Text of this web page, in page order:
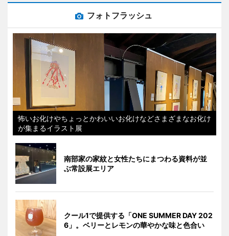
フォトフラッシュ
怖いお化けやちょっとかわいいお化けなどさまざまなお化け
が集まるイラスト展
南部家の家紋と女性たちにまつわる資料が並
ぶ常設展エリア
クール1で提供する「ONE SUMMER DAY 202
6」。ベリーとレモンの華やかな味と色合い